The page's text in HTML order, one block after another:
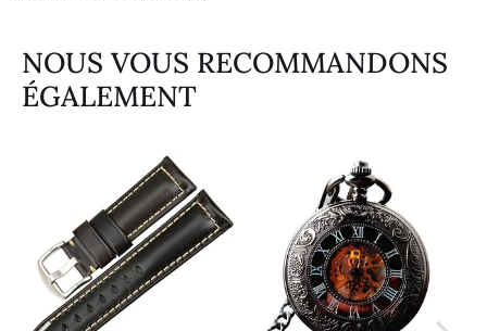
NOUS VOUS RECOMMANDONS
ÉGALEMENT